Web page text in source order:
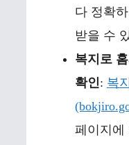
다 정확
받을 수
복지로
확인: 복
페이지에